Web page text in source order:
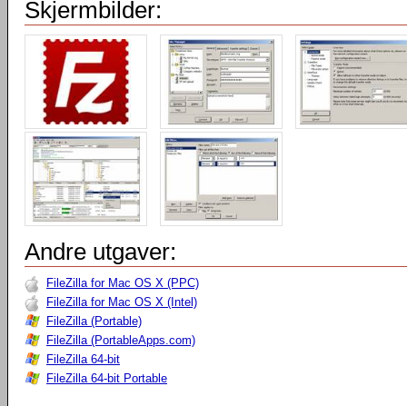
Skjermbilder:
Andre utgaver:
FileZilla for Mac OS X (PPC)
FileZilla for Mac OS X (Intel)
FileZilla (Portable)
FileZilla (PortableApps.com)
FileZilla 64-bit
FileZilla 64-bit Portable